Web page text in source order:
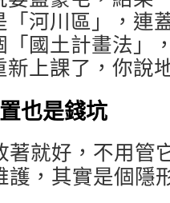
「河川區」，連
「國土計畫法」
新上課了，你說
也是錢坑
著就好，不用管
護，其實是個隱